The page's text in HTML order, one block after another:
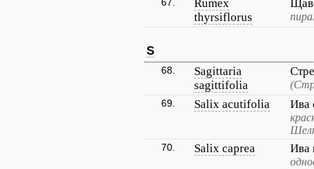
Rumex
thyrsiflorus
S
68.
Sagittaria
sagittifolia
69. Salix acutifolia Ива
70. Salix caprea Ива